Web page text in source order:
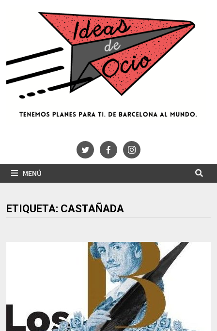
MENÚ
ETIQUETA: CASTAÑADA